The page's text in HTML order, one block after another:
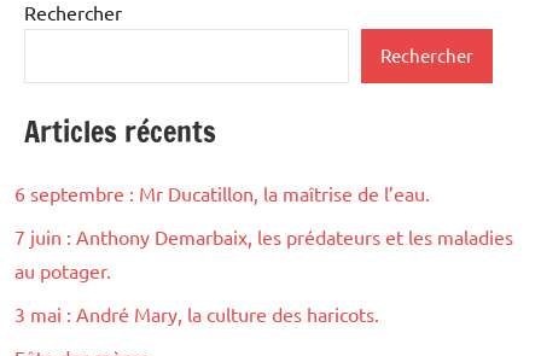
Rechercher
Rechercher
Articles récents
6 septembre : Mr Ducatillon, la maîtrise de l’eau.
7 juin : Anthony Demarbaix, les prédateurs et les maladies
au potager.
3 mai : André Mary, la culture des haricots.